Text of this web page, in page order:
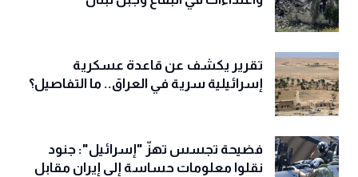
تقرير يكشف عن قاعدة عسكرية
إسرائيلية سرية في العراق.. ما التفاصيل؟
فضيحة تجسس تهزّ "إسرائيل": جنود
نقلوا معلومات حساسة إلى إيران مقابل